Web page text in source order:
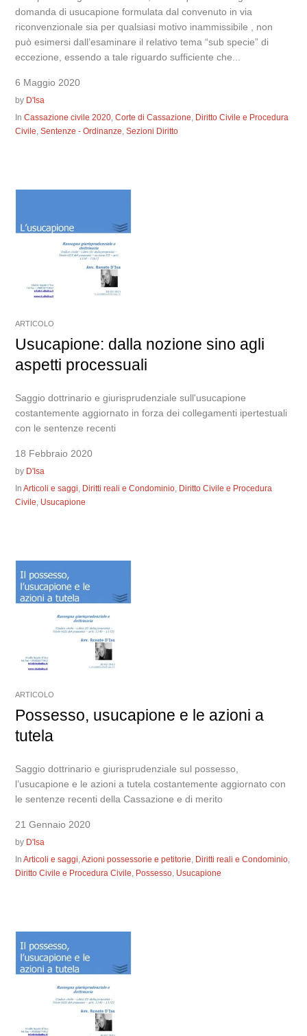
domanda di usucapione formulata dal convenuto in via
riconvenzionale sia per qualsiasi motivo inammissibile , non
può esimersi dall’esaminare il relativo tema “sub specie” di
eccezione, essendo a tale riguardo sufficiente che...
6 Maggio 2020
by D'Isa
InCassazione civile 2020,Corte di Cassazione, Diritto Civile e Procedura
Civile,Sentenze - Ordinanze,Sezioni Diritto
ARTICOLO
Usucapione: dalla nozione sino agli
aspetti processuali
Saggio dottrinario e giurisprudenziale sull'usucapione
costantemente aggiornato in forza dei collegamenti ipertestuali
con le sentenze recenti
18 Febbraio 2020
by D'Isa
InArticoli e saggi, Diritti reali e Condominio, Diritto Civile e Procedura
Civile, Usucapione
ARTICOLO
Possesso, usucapione e le azioni a
tutela
Saggio dottrinario e giurisprudenziale sul possesso,
l’usucapione e le azioni a tutela costantemente aggiornato con
le sentenze recenti della Cassazione e di merito
21 Gennaio 2020
by D'Isa
InArticoli e saggi,Azioni possessorie e petitorie, Diritti reali e Condominio,
Diritto Civile e Procedura Civile, Possesso, Usucapione